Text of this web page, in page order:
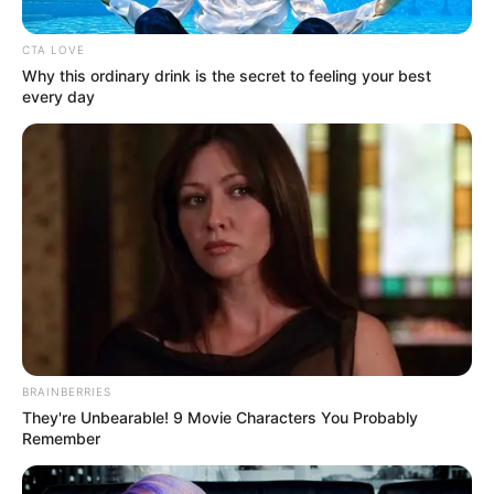
agricultores en el sur del Tolima.
Foto suministrada por la Policía Metropolitana de
Captura de presunto disidente de las FARC en Ibagué |
Disidencias de las FARC | Capturados | Mayo 2026
Mayo 29, 2026
CTA LOVE
Why this ordinary drink is the secret to feeling your best
every day
BRAINBERRIES
They're Unbearable! 9 Movie Characters You Probably
Remember